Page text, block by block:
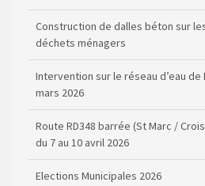
déchets ménagers
Intervention sur le réseau d’eau de
mars 2026
Route RD348 barrée (St Marc /
du 7 au 10 avril 2026
Elections Municipales 2026
Coupure de courant secteur